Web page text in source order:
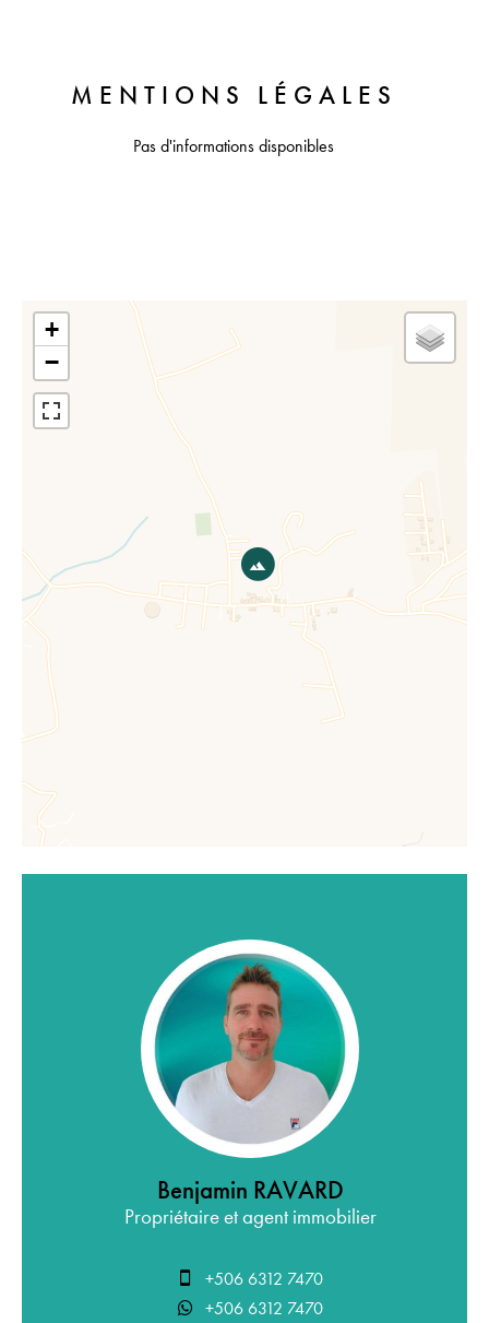
MENTIONS LÉGALES
Pas d'informations disponibles
+
−
Benjamin RAVARD
Propriétaire et agent immobilier
+506 6312 7470
+506 6312 7470